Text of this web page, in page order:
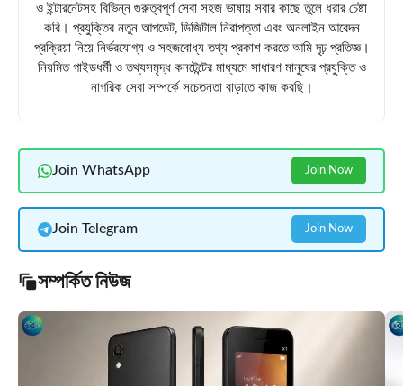
ও ইন্টারনেটসহ বিভিন্ন গুরুত্বপূর্ণ সেবা সহজ ভাষায় সবার কাছে তুলে ধরার চেষ্টা
করি। প্রযুক্তির নতুন আপডেট, ডিজিটাল নিরাপত্তা এবং অনলাইন আবেদন
প্রক্রিয়া নিয়ে নির্ভরযোগ্য ও সহজবোধ্য তথ্য প্রকাশ করতে আমি দৃঢ় প্রতিজ্ঞ।
নিয়মিত গাইডধর্মী ও তথ্যসমৃদ্ধ কনটেন্টের মাধ্যমে সাধারণ মানুষের প্রযুক্তি ও
নাগরিক সেবা সম্পর্কে সচেতনতা বাড়াতে কাজ করছি।
Join WhatsApp Join Now
Join Telegram Join Now
সম্পর্কিত নিউজ